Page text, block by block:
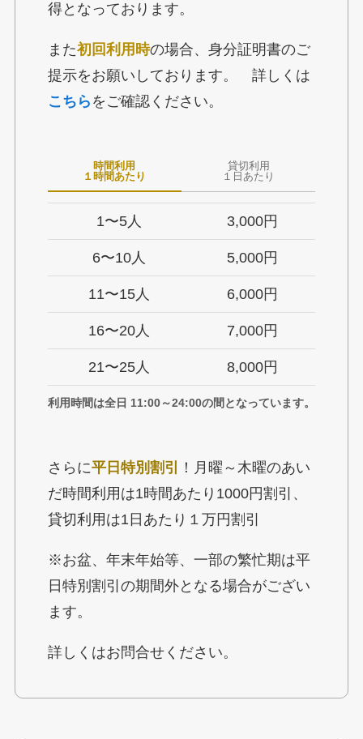
得となっております。
また初回利用時の場合、身分証明書のご
提示をお願いしております。 詳しくは
こちら をご確認ください。
時間利用
１時間あたり
貸切利用
１日あたり
1〜5人 3,000円
6〜10人 5,000円
11〜15人 6,000円
16〜20人 7,000円
21〜25人 8,000円
利用時間は全日 11:00～24:00の間となっています。
さらに平日特別割引
！月曜～木曜のあい
だ時間利用は1時間あたり1000円割引、
貸切利用は1日あたり１万円割引
※お盆、年末年始等、一部の繁忙期は平
日特別割引の期間外となる場合がござい
ます。
詳しくはお問合せください。